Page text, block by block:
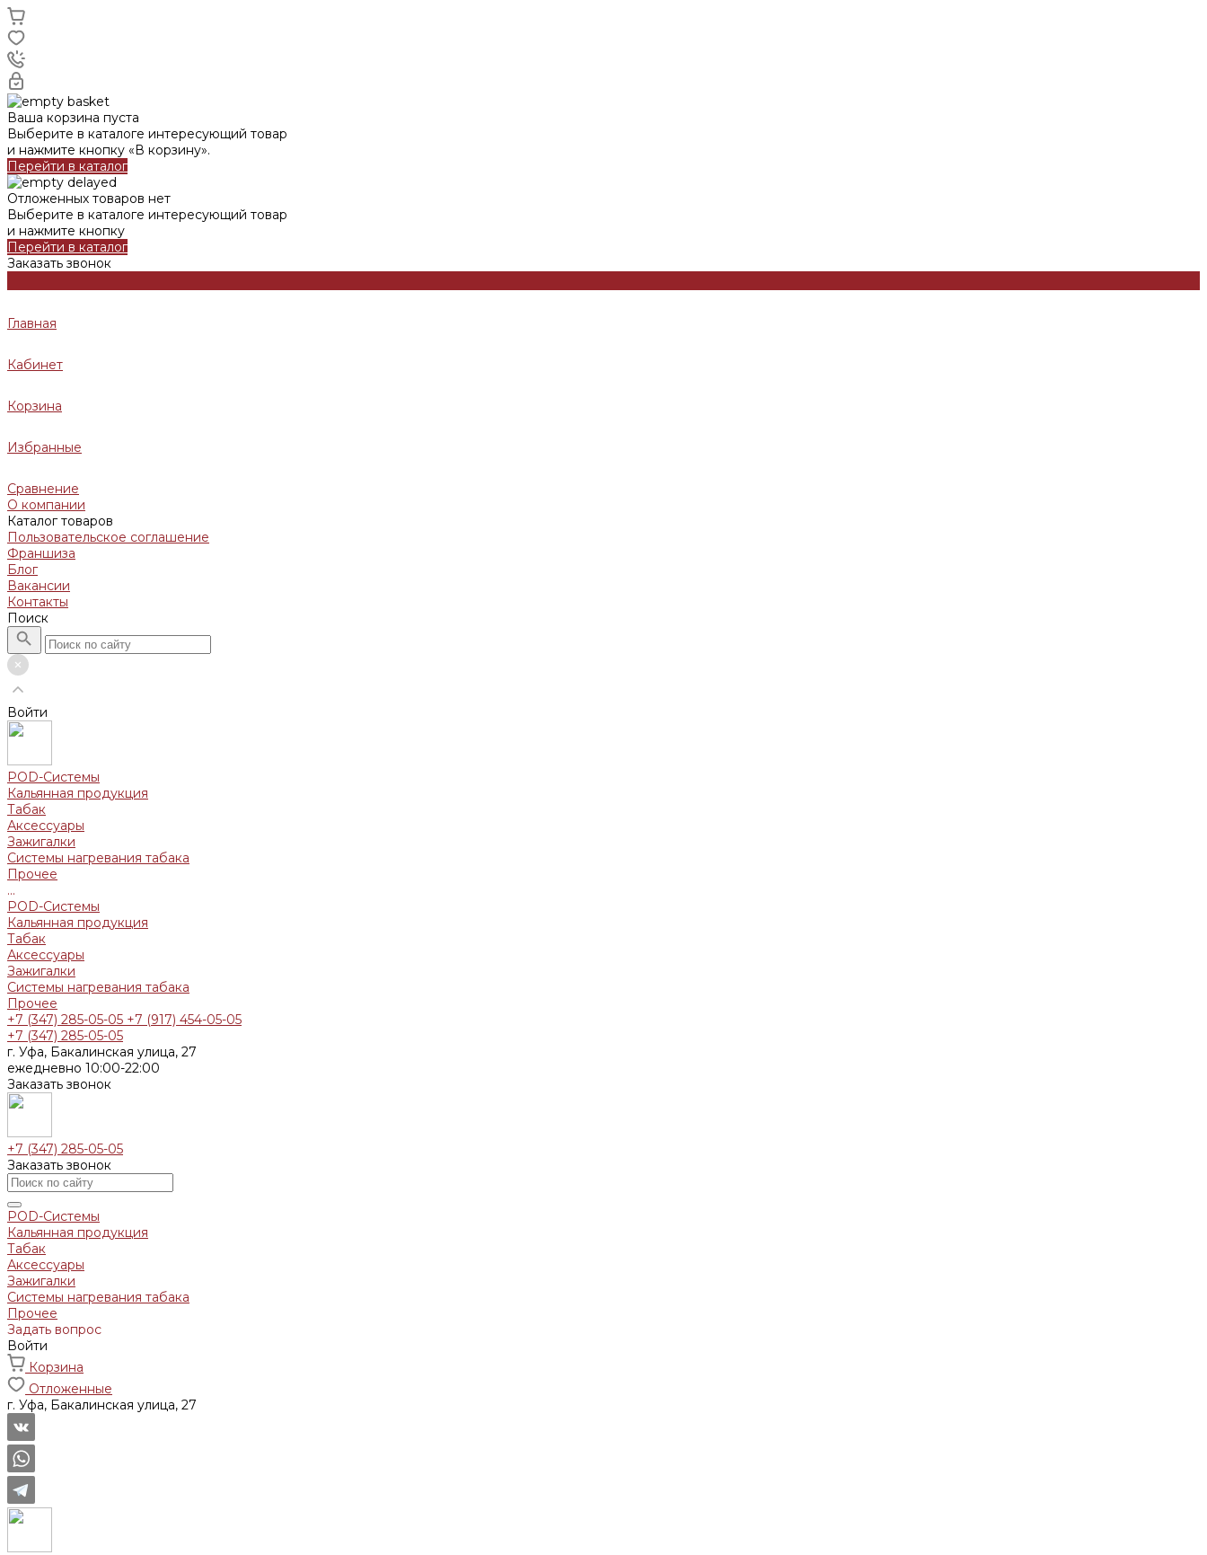
Ваша корзина пуста
Выберите в каталоге интересующий товар
и нажмите кнопку «В корзину».
Перейти в каталог
Отложенных товаров нет
Выберите в каталоге интересующий товар
и нажмите кнопку
Перейти в каталог
Заказать звонок
Главная
Кабинет
Корзина
Избранные
Сравнение
О компании
Каталог товаров
Пользовательское соглашение
Франшиза
Блог
Вакансии
Контакты
Поиск
Войти
POD-Системы
Кальянная продукция
Табак
Аксессуары
Зажигалки
Системы нагревания табака
Прочее
...
POD-Системы
Кальянная продукция
Табак
Аксессуары
Зажигалки
Системы нагревания табака
Прочее
+7 (347) 285-05-05 +7 (917) 454-05-05
+7 (347) 285-05-05
г. Уфа, Бакалинская улица, 27
ежедневно 10:00-22:00
Заказать звонок
+7 (347) 285-05-05
Заказать звонок
POD-Системы
Кальянная продукция
Табак
Аксессуары
Зажигалки
Системы нагревания табака
Прочее
Задать вопрос
Войти
Корзина
Отложенные
г. Уфа, Бакалинская улица, 27